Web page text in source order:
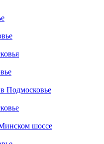
Подмосковье
шоссе